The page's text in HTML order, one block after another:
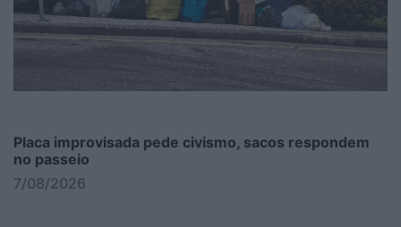
Placa improvisada pede civismo, sacos respondem
no passeio
7/08/2026